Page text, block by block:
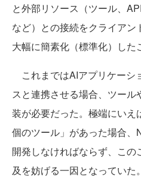
と外部リソース（ツール、
など）との接続をクライアン
大幅に簡素化（標準化）した
これまではAIアプリケーシ
スと連携させる場合、ツー
装が必要だった。極端にい
個のツール」があった場合
開発しなければならず、こ
及を妨げる一因となっていた